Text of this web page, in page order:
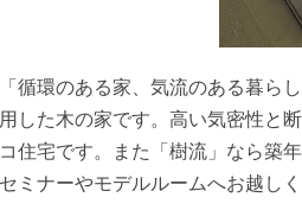
「循環のある家、気流のある暮ら
用した木の家です。高い気密性と
コ住宅です。また「樹流」なら築